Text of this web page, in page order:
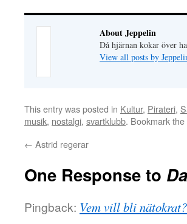
About Jeppelin
Då hjärnan kokar över
View all posts by
This entry was posted in Kultur, Pirateri,
musik, nostalgi, svartklubb. Bookmark the
← Astrid regerar
One Response to
Pingback: Vem vill bli